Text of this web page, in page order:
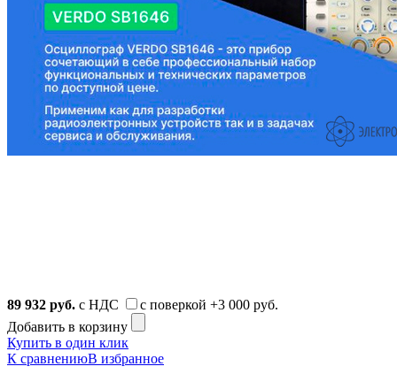
89 932 руб. с НДС с поверкой +3 000 руб.
Добавить в корзину
Купить в один клик
К сравнениюВ избранное